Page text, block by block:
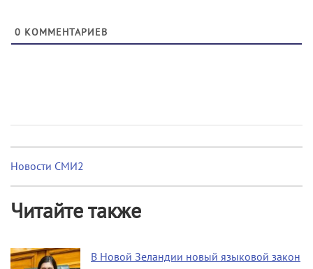
0 КОММЕНТАРИЕВ
Новости СМИ2
Читайте также
В Новой Зеландии новый языковой закон